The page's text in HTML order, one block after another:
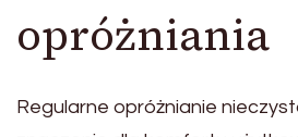
opróżniania
Regularne opróżnianie